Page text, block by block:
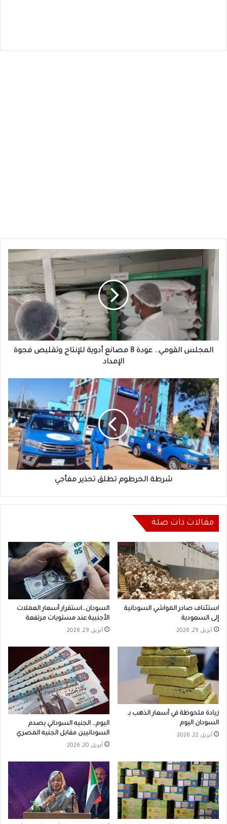
عودة
وتقليص
فجوة
الإمداد
المجلس القومي.. عودة 8 مصانع أدوية للإنتاج وتقليص فجوة
الإمداد
شرطة
الخرطوم
تطلق
تحذير
مفأجي
شرطة الخرطوم تطلق تحذير مفأجي
مقالات ذات صلة
استئناف صادر المواشي السودانية
إلى السعودية
أبريل 29, 2026
السودان…استقرار أسعار العملات
الأجنبية عند مستويات مرتفعة
أبريل 29, 2026
زيادة ملحوظة في أسعار الذهب بـ
السودان اليوم
أبريل 22, 2026
اليوم… الجنيه السوداني يصدم
السودانيين مقابل الجنيه المصري
أبريل 20, 2026